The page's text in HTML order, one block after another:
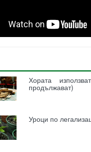
Хората
продължават)
Уроци по